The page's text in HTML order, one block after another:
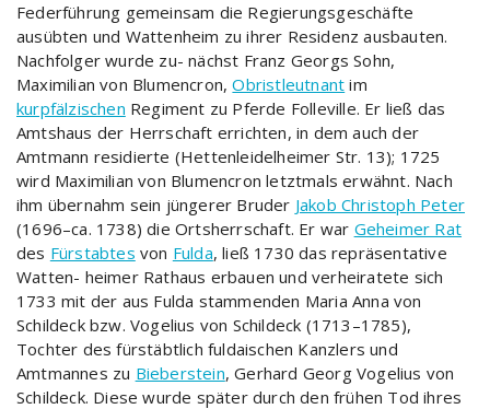
Federführung gemeinsam die Regierungsgeschäfte
ausübten und Wattenheim zu ihrer Residenz ausbauten.
Nachfolger wurde zu- nächst Franz Georgs Sohn,
Maximilian von Blumencron,Obristleutnant im
kurpfälzischen Regiment zu Pferde Folleville. Er ließ das
Amtshaus der Herrschaft errichten, in dem auch der
Amtmann residierte (Hettenleidelheimer Str. 13); 1725
wird Maximilian von Blumencron letztmals erwähnt. Nach
ihm übernahm sein jüngerer Bruder Jakob Christoph Peter
(1696–ca. 1738) die Ortsherrschaft. Er war Geheimer Rat
des Fürstabtes von Fulda, ließ 1730 das repräsentative
Watten- heimer Rathaus erbauen und verheiratete sich
1733 mit der aus Fulda stammenden Maria Anna von
Schildeck bzw. Vogelius von Schildeck (1713–1785),
Tochter des fürstäbtlich fuldaischen Kanzlers und
Amtmannes zu Bieberstein, Gerhard Georg Vogelius von
Schildeck. Diese wurde später durch den frühen Tod ihres